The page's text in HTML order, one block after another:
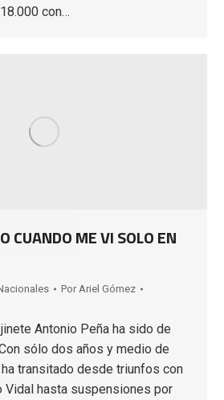
con…
CUANDO ME VI SOLO EN
Por Ariel Gómez
Antonio Peña ha sido de
sólo dos años y medio de
transitado desde triunfos con
Vidal hasta suspensiones por